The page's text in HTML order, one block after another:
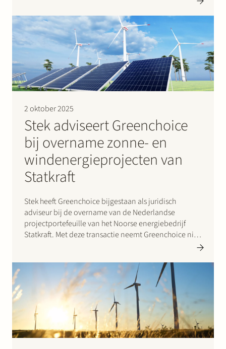
overname treedt OMV toe…
2 oktober 2025
Stek adviseert Greenchoice
bij overname zonne- en
windenergieprojecten van
Statkraft
Stek heeft Greenchoice bijgestaan als juridisch
adviseur bij de overname van de Nederlandse
projectportefeuille van het Noorse energiebedrijf
Statkraft. Met deze transactie neemt Greenchoice niet
ervaren team van medewerkers. De deal omvat: 120
MWp aan zonne-energie-installaties…